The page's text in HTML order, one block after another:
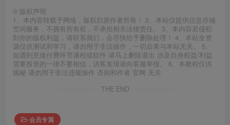
© 版权声明
1、本内容转载于网络，版权归原作者所有！ 2、本站仅提供信息存储
空间服务，不拥有所有权，不承担相关法律责任。 3、本内容若侵犯
到你的版权利益，请联系我们，会尽快给予删除处理！ 4、本站全资
源仅供测试和学习，请勿用于非法操作，一切后果与本站无关。 5、
如遇到充值付费环节课程或软件 请马上删除退出 涉及自身权益/利益
需要投资的一律不要相信，访客发现请向客服举报。 6、本教程仅供
揭秘 请勿用于非法违规操作 否则和作者 官网 无关
THE END
会员专属